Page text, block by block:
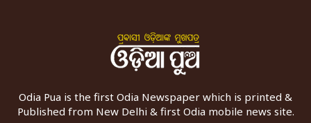
Odia Pua is the first Odia Newspaper which is printed &
Published from New Delhi & first Odia mobile news site.